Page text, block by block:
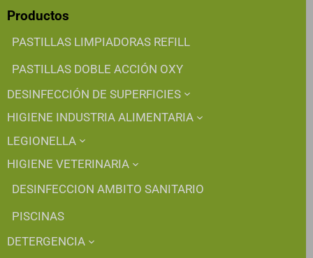
Productos
PASTILLAS LIMPIADORAS REFILL
PASTILLAS DOBLE ACCIÓN OXY
DESINFECCIÓN DE SUPERFICIES
HIGIENE INDUSTRIA ALIMENTARIA
LEGIONELLA
HIGIENE VETERINARIA
DESINFECCION AMBITO SANITARIO
PISCINAS
DETERGENCIA